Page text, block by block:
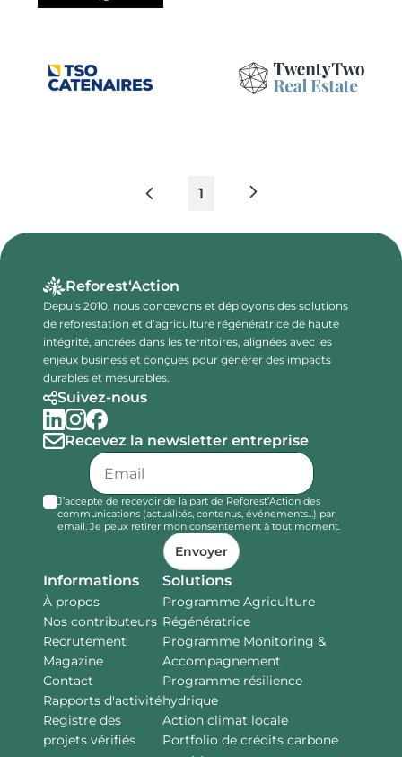
1
Reforest‘Action
Depuis 2010, nous concevons et déployons des solutions
de reforestation et d’agriculture régénératrice de haute
intégrité, ancrées dans les territoires, alignées avec les
enjeux business et conçues pour générer des impacts
durables et mesurables.
Suivez-nous
Recevez la newsletter entreprise
J’accepte de recevoir de la part de Reforest’Action des
communications (actualités, contenus, événements...) par
email. Je peux retirer mon consentement à tout moment.
Envoyer
Informations
À propos
Nos contributeurs
Recrutement
Magazine
Contact
Rapports d'activité
Registre des
projets vérifiés
Solutions
Programme Agriculture
Régénératrice
Programme Monitoring &
Accompagnement
Programme résilience
hydrique
Action climat locale
Portfolio de crédits carbone